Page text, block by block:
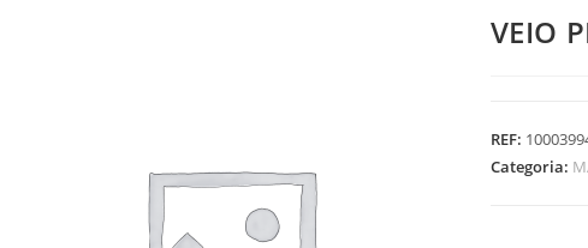
VEIO
REF:
Categoria: